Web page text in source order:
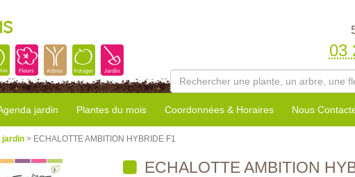
03
jardin Plantes du mois Coordonnées & Horaires Nous
jardin > ECHALOTTE AMBITION HYBRIDE F1
ECHALOTTE AMBITION